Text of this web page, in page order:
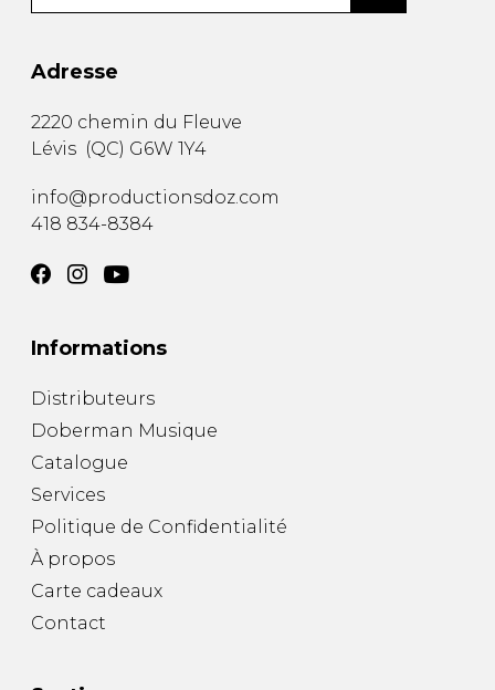
Adresse
2220 chemin du Fleuve
Lévis (QC) G6W 1Y4
info@productionsdoz.com
418 834-8384
Informations
Distributeurs
Doberman Musique
Catalogue
Services
Politique de Confidentialité
À propos
Carte cadeaux
Contact